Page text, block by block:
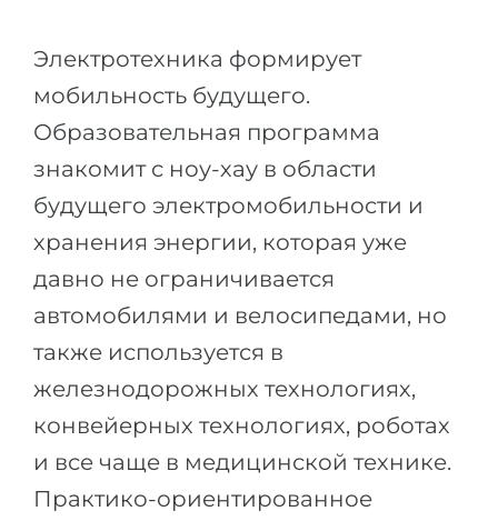
Профессии
Специальности
Примеры вакансий
КАРЬЕРНОЕ ОРИЕНТИРОВАНИЕ
Тест Голланда
Успех
100%
Медицина
Инженерия
Физика
Менеджмент
Другая специальность
ПОСТУПАЕМ ИЗ...
Россия
Украина
Электротехника формирует
мобильность будущего.
Образовательная программа
знакомит с ноу-хау в области
будущего электромобильности и
хранения энергии, которая уже
давно не ограничивается
автомобилями и велосипедами, но
также используется в
железнодорожных технологиях,
конвейерных технологиях, роботах
и ​​все чаще в медицинской технике.
Практико-ориентированное